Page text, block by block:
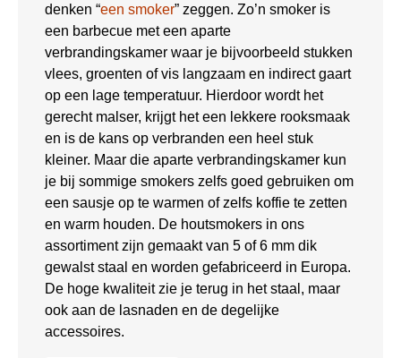
denken “een smoker” zeggen. Zo’n smoker is
een barbecue met een aparte
verbrandingskamer waar je bijvoorbeeld stukken
vlees, groenten of vis langzaam en indirect gaart
op een lage temperatuur. Hierdoor wordt het
gerecht malser, krijgt het een lekkere rooksmaak
en is de kans op verbranden een heel stuk
kleiner. Maar die aparte verbrandingskamer kun
je bij sommige smokers zelfs goed gebruiken om
een sausje op te warmen of zelfs koffie te zetten
en warm houden. De houtsmokers in ons
assortiment zijn gemaakt van 5 of 6 mm dik
gewalst staal en worden gefabriceerd in Europa.
De hoge kwaliteit zie je terug in het staal, maar
ook aan de lasnaden en de degelijke
accessoires.